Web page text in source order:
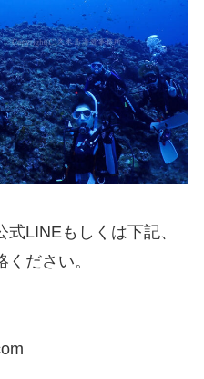
LINEもしくは下記、
ださい。